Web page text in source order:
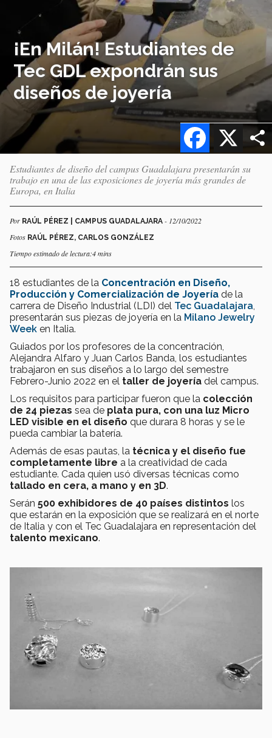
¡En Milán! Estudiantes de
Tec GDL expondrán sus
diseños de joyería
X
Facebook
Estudiantes de diseño del campus Guadalajara presentarán su
trabajo en una de las exposiciones de joyería más grandes de
Europa, en Italia
Por RAÚL PÉREZ | CAMPUS GUADALAJARA - 12/10/2022
Fotos RAÚL PÉREZ, CARLOS GONZÁLEZ
Tiempo estimado de lectura:4 mins
18 estudiantes de la Concentración en Diseño,
Producción y Comercialización de Joyería de la
carrera de Diseño Industrial (LDI) del Tec Guadalajara
presentarán sus piezas de joyería en la Milano Jewelry
Week en Italia.
Guiados por los profesores de la concentración,
Alejandra Alfaro y Juan Carlos Banda, los estudiantes
trabajaron en sus diseños a lo largo del semestre
Febrero-Junio 2022 en el taller de joyería del campus.
Los requisitos para participar fueron que la colección
de 24 piezas sea de plata pura, con una luz Micro
LED visible en el diseño que durara 8 horas y se le
pueda cambiar la batería.
Además de esas pautas, la técnica y el diseño fue
completamente libre a la creatividad de cada
estudiante. Cada quien usó diversas técnicas como
tallado en cera, a mano y en 3D.
Serán 500 exhibidores de 40 países distintos los
que estarán en la exposición que se realizará en el norte
de Italia y con el Tec Guadalajara en representación del
talento mexicano.